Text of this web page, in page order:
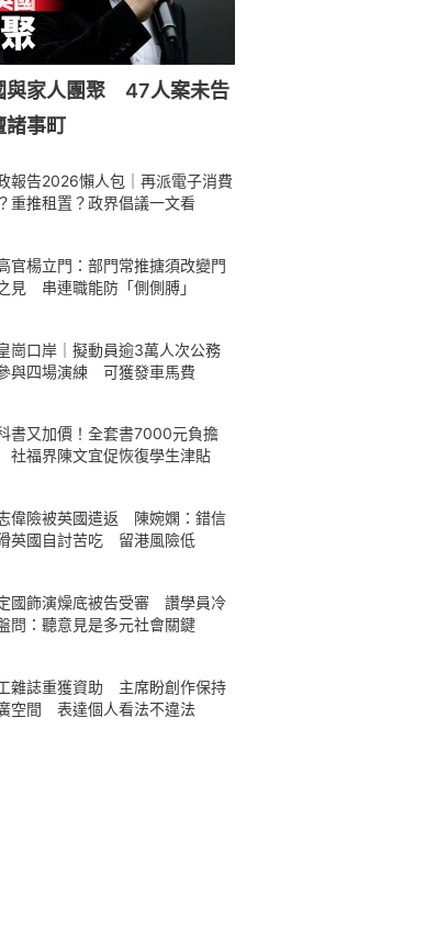
與家人團聚 47人案未告
諸事町
報告2026懶人包｜再派電子消費
重推租置？政界倡議一文看
官楊立門：部門常推搪須改變門
見 串連職能防「側側膊」
崗口岸｜擬動員逾3萬人次公務
與四場演練 可獲發車馬費
書又加價！全套書7000元負擔
福界陳文宜促恢復學生津貼
偉險被英國遣返 陳婉嫻：錯信
英國自討苦吃 留港風險低
國飾演燥底被告受審 讚學員冷
問：聽意見是多元社會關鍵
雜誌重獲資助 主席盼創作保持
空間 表達個人看法不違法